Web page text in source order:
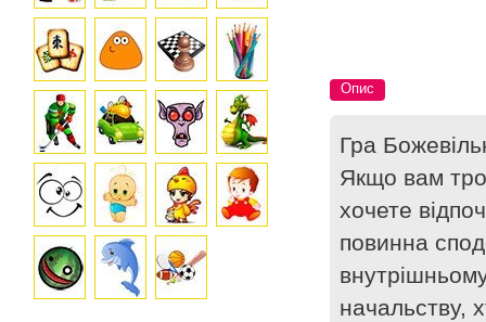
Опис
Гра
Якщо вам
хочете
повинна
начальству,